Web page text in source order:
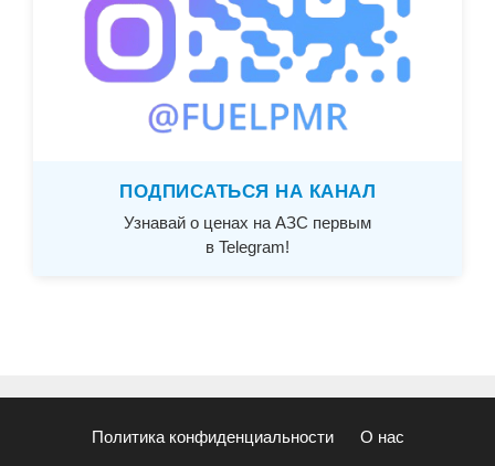
ПОДПИСАТЬСЯ НА КАНАЛ
Узнавай о ценах на АЗС первым
в Telegram!
Политика конфиденциальности О нас